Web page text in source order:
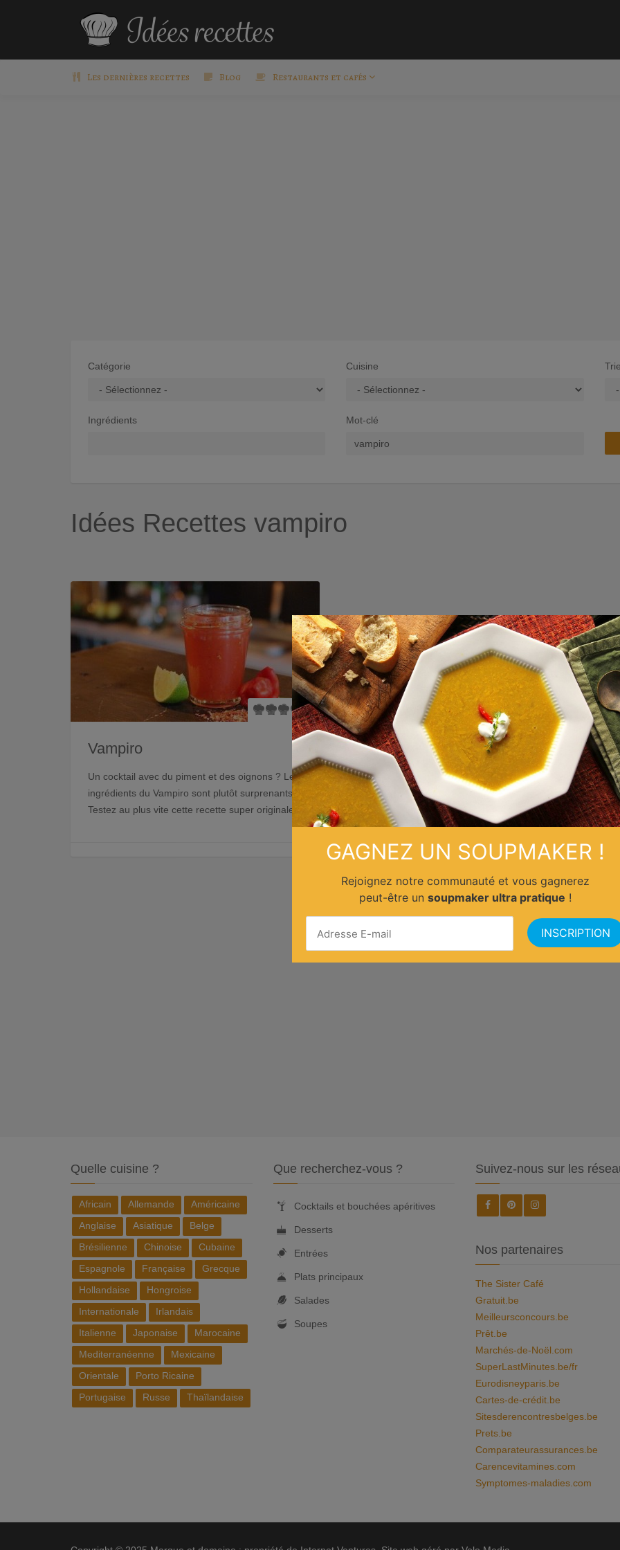
Les dernières recettes Blog Restaurants et cafés
Catégorie Cuisine
Ingrédients Mot-clé
Idées Recettes vampiro
Vampiro
Un cocktail avec du piment et des oignons ? Les
ingrédients du Vampiro sont plutôt surprenants !
Testez au plus vite cette recette super originale !
Quelle cuisine ?
Africain Allemande
Américaine
Anglaise
Asiatique
Belge
Brésilienne
Chinoise
Cubaine
Espagnole
Française
Grecque
Hollandaise
Hongroise
Internationale
Irlandais
Italienne
Japonaise
Marocaine
Mediterranéenne
Mexicaine
Orientale
Porto Ricaine
Portugaise
Russe Thaïlandaise
Que recherchez-vous ?
Cocktails et bouchées apéritives
Desserts
Entrées
Plats principaux
Salades
Soupes
Suivez-nous sur les
Nos partenaires
The Sister Café
Gratuit.be
Meilleursconcours.be
Prêt.be
Marchés-de-Noël.com
SuperLastMinutes.be/fr
Eurodisneyparis.be
Cartes-de-crédit.be
Sitesderencontresbelges.be
Prets.be
Comparateurassurances.be
Carencevitamines.com
Symptomes-maladies.com
GAGNEZ UN SOUPMAKER !
Rejoignez notre communauté et vous gagnerez
peut-être un soupmaker ultra pratique !